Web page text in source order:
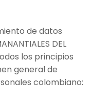
de datos
DEL
los principios
general de
colombiano: